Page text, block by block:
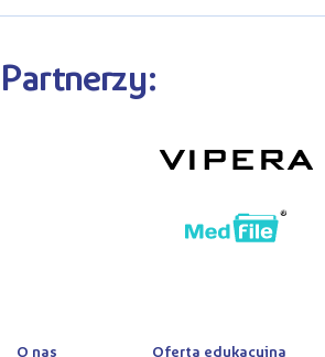
Partnerzy:
O nas Oferta edukacyjna